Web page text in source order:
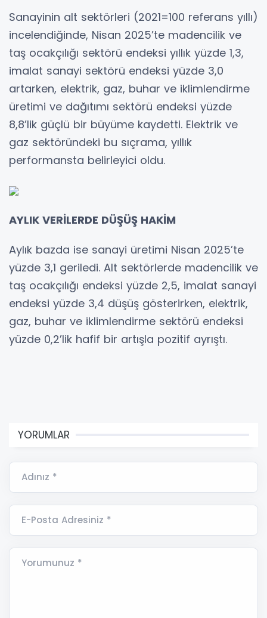
Sanayinin alt sektörleri (2021=100 referans yıllı)
incelendiğinde, Nisan 2025’te madencilik ve
taş ocakçılığı sektörü endeksi yıllık yüzde 1,3,
imalat sanayi sektörü endeksi yüzde 3,0
artarken, elektrik, gaz, buhar ve iklimlendirme
üretimi ve dağıtımı sektörü endeksi yüzde
8,8’lik güçlü bir büyüme kaydetti. Elektrik ve
gaz sektöründeki bu sıçrama, yıllık
performansta belirleyici oldu.
AYLIK VERİLERDE DÜŞÜŞ HAKİM
Aylık bazda ise sanayi üretimi Nisan 2025’te
yüzde 3,1 geriledi. Alt sektörlerde madencilik ve
taş ocakçılığı endeksi yüzde 2,5, imalat sanayi
endeksi yüzde 3,4 düşüş gösterirken, elektrik,
gaz, buhar ve iklimlendirme sektörü endeksi
yüzde 0,2’lik hafif bir artışla pozitif ayrıştı.
YORUMLAR
Adınız *
E-Posta Adresiniz *
Yorumunuz *